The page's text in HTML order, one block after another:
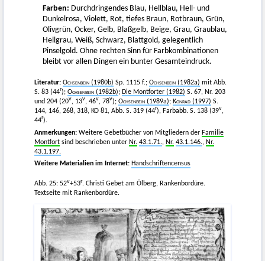
Farben: Durchdringendes Blau, Hellblau, Hell- und
Dunkelrosa, Violett, Rot, tiefes Braun, Rotbraun, Grün,
Olivgrün, Ocker, Gelb, Blaßgelb, Beige, Grau, Graublau,
Hellgrau, Weiß, Schwarz, Blattgold, gelegentlich
Pinselgold. Ohne rechten Sinn für Farbkombinationen
bleibt vor allen Dingen ein bunter Gesamteindruck.
Literatur: Ochsenbein (1980b) Sp. 1115 f.; Ochsenbein (1982a) mit Abb.
S. 83 (44r); Ochsenbein (1982b); Die Montforter (1982) S. 67, Nr. 203
und 204 (20v, 13v, 46v, 78v); Ochsenbein (1989a); Konrad (1997) S.
144, 146, 268, 318, KO 81, Abb. S. 319 (44r), Farbabb. S. 138 (39v,
44r).
Anmerkungen: Weitere Gebetbücher von Mitgliedern der Familie
Montfort sind beschrieben unter Nr. 43.1.71., Nr. 43.1.146., Nr.
43.1.197.
Weitere Materialien im Internet: Handschriftencensus
Abb. 25: 52v+53r. Christi Gebet am Ölberg, Rankenbordüre.
Textseite mit Rankenbordüre.